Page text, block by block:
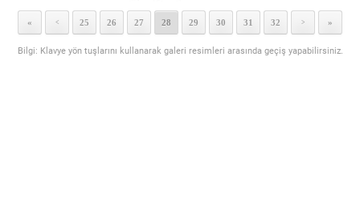
« < 25 26 27 28 29 30 31 32 > »
Bilgi: Klavye yön tuşlarını kullanarak galeri resimleri arasında geçiş yapabilirsiniz.